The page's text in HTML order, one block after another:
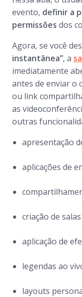
evento, definir a
permissões dos
Agora, se você
instantânea”, a
imediatamente
antes de enviar o
ou link
as
outras
apresentação
aplicações de
criação de
aplicação de
legendas ao
layouts